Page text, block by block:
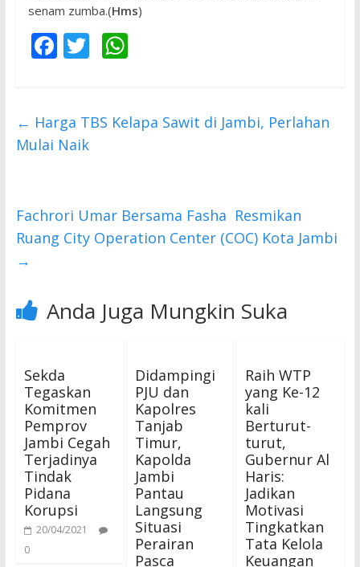
senam zumba.(Hms)
F
b
o
T
er
W
s
← Harga TBS Kelapa Sawit di Jambi, Perlahan
Mulai Naik
Fachrori Umar Bersama Fasha Resmikan
Ruang City Operation Center (COC) Kota Jambi
→
Anda Juga Mungkin Suka
Sekda
Tegaskan
Komitmen
Pemprov
Jambi Cegah
Terjadinya
Tindak
Pidana
Korupsi
20/04/2021
0
Didampingi
PJU dan
Kapolres
Tanjab
Timur,
Kapolda
Jambi
Pantau
Langsung
Situasi
Perairan
Pasca
Raih WTP
yang Ke-12
kali
Berturut-
turut,
Gubernur Al
Haris:
Jadikan
Motivasi
Tingkatkan
Tata Kelola
Keuangan